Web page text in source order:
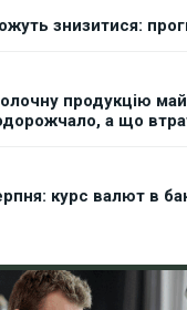
знизитися:
продукцію
а що
курс валют в